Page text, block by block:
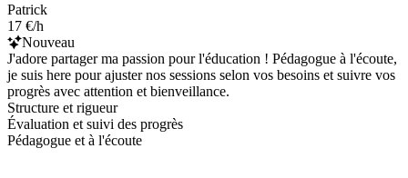
Patrick
17 €/h
Nouveau
J'adore partager ma passion pour l'éducation ! Pédagogue à l'écoute,
je suis here pour ajuster nos sessions selon vos besoins et suivre vos
progrès avec attention et bienveillance.
Structure et rigueur
Évaluation et suivi des progrès
Pédagogue et à l'écoute